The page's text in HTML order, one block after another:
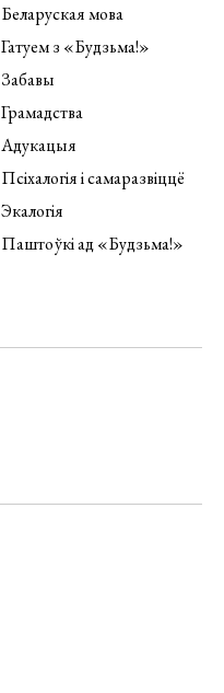
Беларуская мова
Гатуем з «Будзьма!»
Забавы
Грамадства
Адукацыя
Псіхалогія і самаразвіццё
Экалогія
Паштоўкі ад «Будзьма!»